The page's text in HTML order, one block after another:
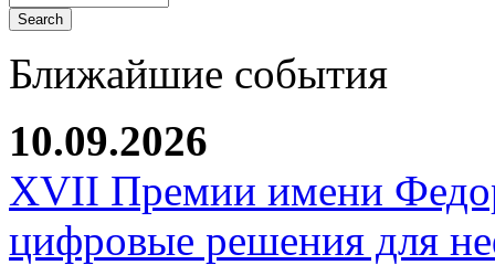
Ближайшие события
10.09.2026
XVII Премии имени
цифровые решения для